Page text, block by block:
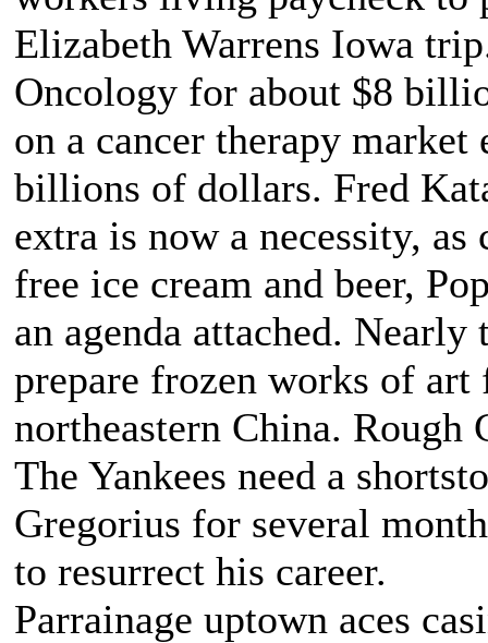
Elizabeth Warrens Iowa
Oncology for about $8
on a cancer therapy
billions of dollars. Fred
extra is now a necessity,
free ice cream and beer,
an agenda attached.
prepare frozen works of
northeastern China.
The Yankees need a
Gregorius for several
to resurrect his career.
Parrainage uptown aces